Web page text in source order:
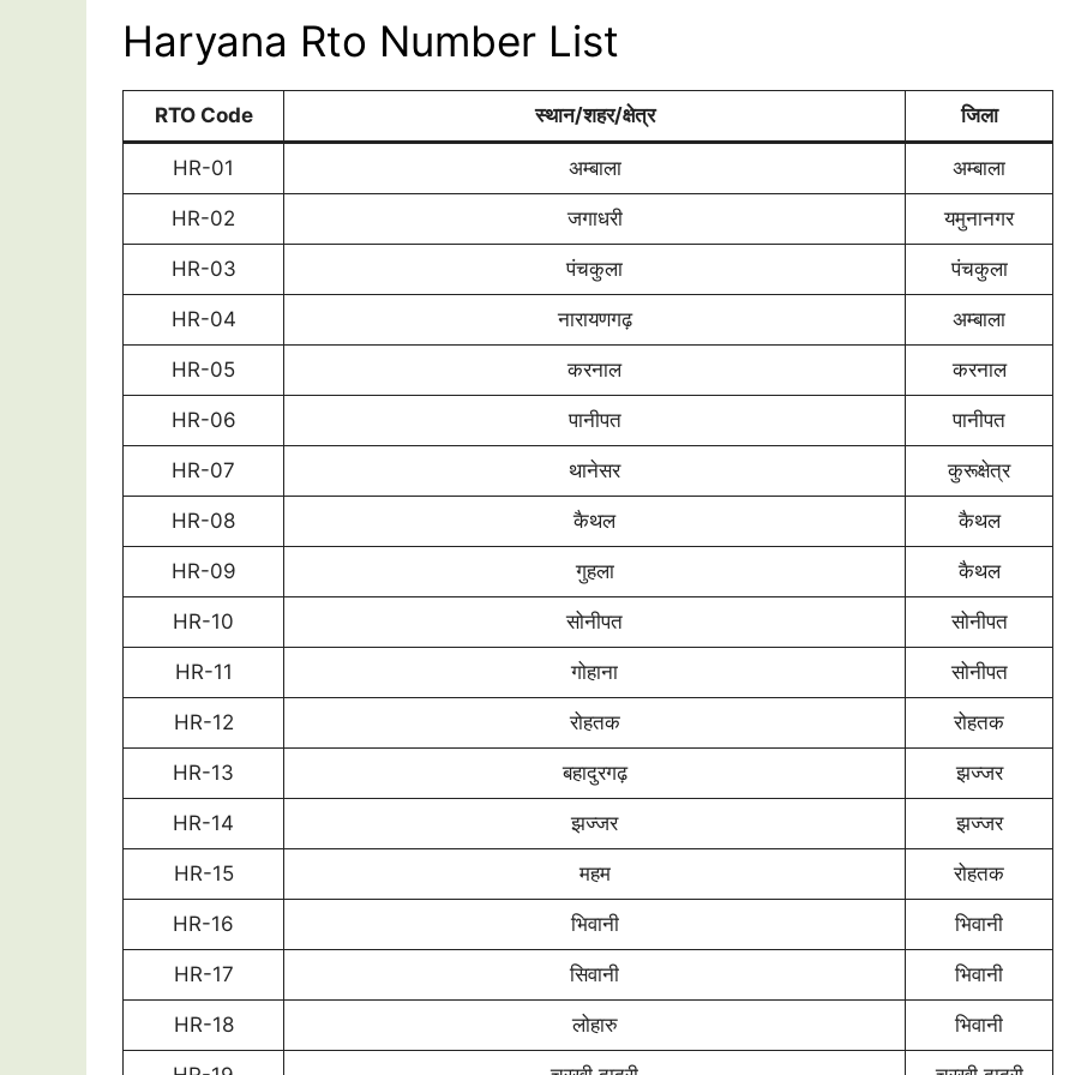
Haryana Rto Number List
RTO Code स्थान/शहर/क्षेत्र जिला
HR-01 अम्बाला अम्बाला
HR-02 जगाधरी यमुनानगर
HR-03 पंचकुला पंचकुला
HR-04 नारायणगढ़ अम्बाला
HR-05 करनाल करनाल
HR-06 पानीपत पानीपत
HR-07 थानेसर कुरूक्षेत्र
HR-08 कैथल कैथल
HR-09 गुहला कैथल
HR-10 सोनीपत सोनीपत
HR-11 गोहाना सोनीपत
HR-12 रोहतक रोहतक
HR-13 बहादुरगढ़ झज्जर
HR-14 झज्जर झज्जर
HR-15 महम रोहतक
HR-16 भिवानी भिवानी
HR-17 सिवानी भिवानी
HR-18 लोहारु भिवानी